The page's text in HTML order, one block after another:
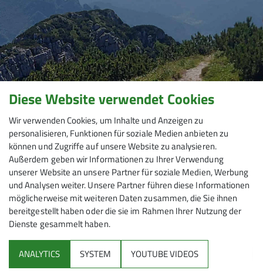
Mitmachen
Klettern
Diese Website verwendet Cookies
Wir verwenden Cookies, um Inhalte und Anzeigen zu
personalisieren, Funktionen für soziale Medien anbieten zu
können und Zugriffe auf unsere Website zu analysieren.
Außerdem geben wir Informationen zu Ihrer Verwendung
unserer Website an unsere Partner für soziale Medien, Werbung
und Analysen weiter. Unsere Partner führen diese Informationen
möglicherweise mit weiteren Daten zusammen, die Sie ihnen
bereitgestellt haben oder die sie im Rahmen Ihrer Nutzung der
Dienste gesammelt haben.
ANALYTICS SYSTEM YOUTUBE VIDEOS